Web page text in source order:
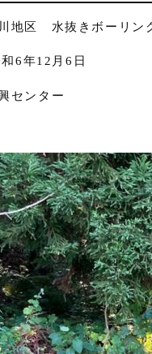
地区 水抜きボーリン
6年12月6日
センター